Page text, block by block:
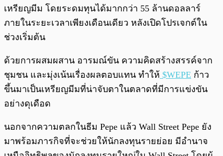
เหรียญมีม โดยระดมทุนได้มากกว่า 55 ล้านดอลลาร์
ภายในระยะเวลาเพียงเดือนเดียว หลังเปิดโปรเจกต์ใน
ช่วงเริ่มต้น
ด้วยการผสมผสาน อารมณ์ขัน ความคิดสร้างสรรค์จาก
ชุมชน และมุ่งเน้นเรื่องผลตอบแทน ทำให้ $WEPE ก้าว
ขึ้นมาเป็นเหรียญมีมที่น่าจับตาในตลาดที่มีการแข่งขัน
อย่างดุเดือด
นอกจากความตลกในธีม Pepe แล้ว Wall Street Pepe ยัง
มาพร้อมภารกิจที่จะช่วยให้นักลงทุนรายย่อย มีอำนาจ